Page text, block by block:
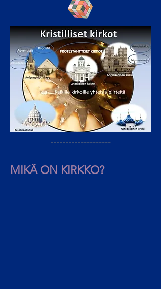
--------------------
MIKÄ ON KIRKKO?